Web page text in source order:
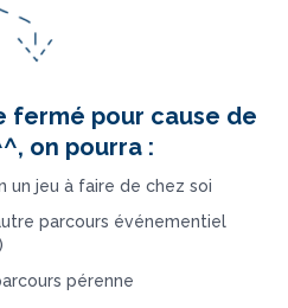
fermé pour cause de
on pourra :
un jeu à faire de chez soi
parcours événementiel
pérenne